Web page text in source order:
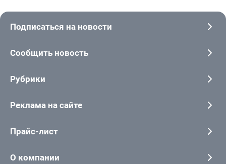
Подписаться на новости
Сообщить новость
Рубрики
Реклама на сайте
Прайс-лист
О компании